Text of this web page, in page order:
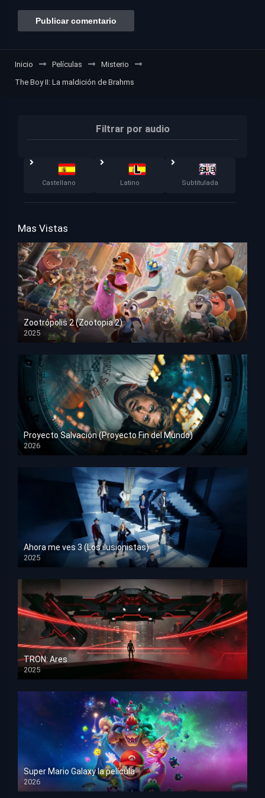
Inicio Películas
Misterio
The Boy II: La maldición de Brahms
Filtrar por audio
Castellano Latino Subtitulada
Mas Vistas
Zootrópolis 2 (Zootopia 2)
2025
HD 1080p
Proyecto Salvación (Proyecto Fin del Mundo)
2026
HD 1080p
Ahora me ves 3 (Los ilusionistas)
2025
HD 1080p
TRON: Ares
2025
HD 1080p
Super Mario Galaxy la película
2026
HD 1080p